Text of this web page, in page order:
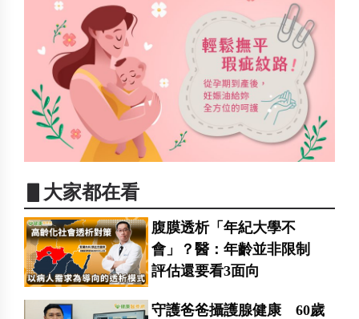
▋大家都在看
腹膜透析「年紀大學不
會」？醫：年齡並非限制
評估還要看3面向
守護爸爸攝護腺健康 60歲